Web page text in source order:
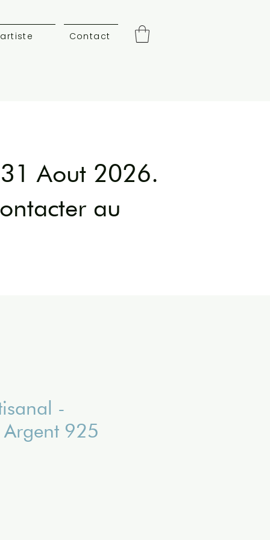
Contact
Aout 2026.
au
-
925